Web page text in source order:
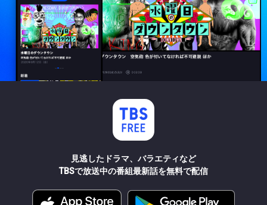
見逃したドラマ、バラエティなど
TBSで放送中の番組最新話を無料で配信